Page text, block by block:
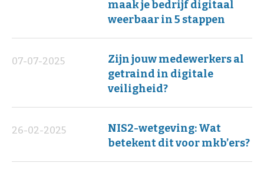
maak je bedrijf digitaal
weerbaar in 5 stappen
Zijn jouw medewerkers al
getraind in digitale
veiligheid?
07-07-2025
NIS2-wetgeving: Wat
betekent dit voor mkb’ers?
26-02-2025